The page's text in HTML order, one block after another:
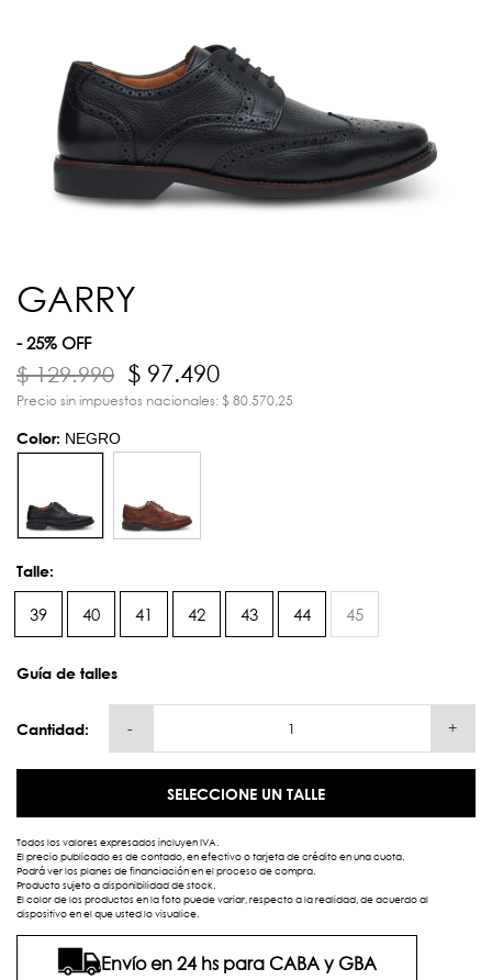
GARRY
- 25% OFF
$ 129.990 $ 97.490
Precio sin impuestos nacionales: $ 80.570,25
Color: NEGRO
Talle:
39 40 41 42 43 44 45
Guía de talles
Cantidad: - +
SELECCIONE UN TALLE
Todos los valores expresados incluyen IVA.
El precio publicado es de contado, en efectivo o tarjeta de crédito en una cuota.
Podrá ver los planes de financiación en el proceso de compra.
Producto sujeto a disponibilidad de stock.
El color de los productos en la foto puede variar, respecto a la realidad, de acuerdo al
dispositivo en el que usted lo visualice.
Envío en 24 hs para CABA y GBA